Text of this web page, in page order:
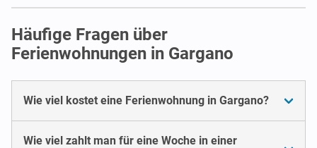
Häufige Fragen über
Ferienwohnungen in Gargano
Wie viel kostet eine Ferienwohnung in Gargano?
Wie viel zahlt man für eine Woche in einer